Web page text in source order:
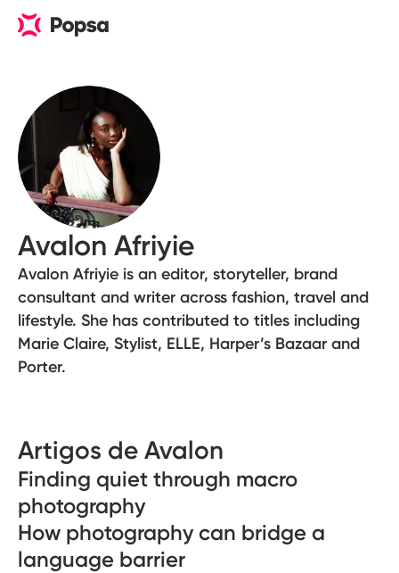
Avalon Afriyie
Avalon Afriyie is an editor, storyteller, brand
consultant and writer across fashion, travel and
lifestyle. She has contributed to titles including
Marie Claire, Stylist, ELLE, Harper’s Bazaar and
Porter.
Artigos de Avalon
Finding quiet through macro
photography
How photography can bridge a
language barrier